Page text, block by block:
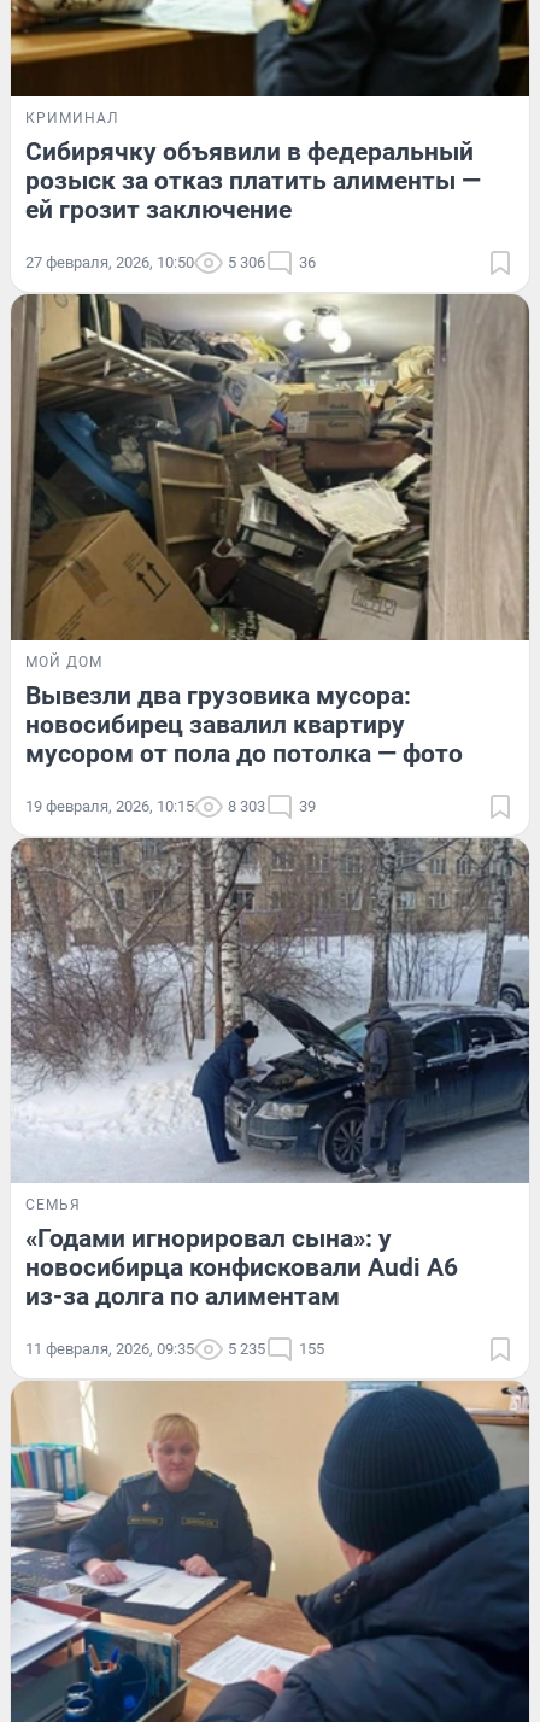
КРИМИНАЛ
Сибирячку объявили в федеральный
розыск за отказ платить алименты —
ей грозит заключение
27 февраля, 2026, 10:50 5 306 36
МОЙ ДОМ
Вывезли два грузовика мусора:
новосибирец завалил квартиру
мусором от пола до потолка — фото
19 февраля, 2026, 10:15 8 303 39
СЕМЬЯ
«Годами игнорировал сына»: у
новосибирца конфисковали Audi A6
из-за долга по алиментам
11 февраля, 2026, 09:35 5 235 155